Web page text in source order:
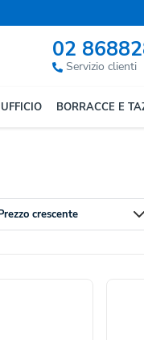
02
Servizio clienti
BORRACCE E
apprezzato
crescente